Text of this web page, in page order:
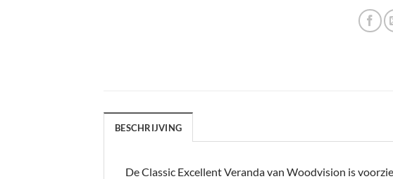
BESCHRIJVING
De Classic Excellent Veranda van Woodvision is